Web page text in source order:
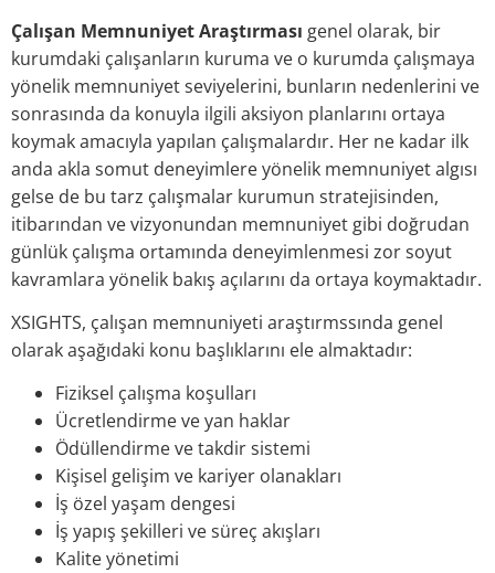
Çalışan Memnuniyet Araştırması genel olarak, bir
kurumdaki çalışanların kuruma ve o kurumda çalışmaya
yönelik memnuniyet seviyelerini, bunların nedenlerini ve
sonrasında da konuyla ilgili aksiyon planlarını ortaya
koymak amacıyla yapılan çalışmalardır. Her ne kadar ilk
anda akla somut deneyimlere yönelik memnuniyet algısı
gelse de bu tarz çalışmalar kurumun stratejisinden,
itibarından ve vizyonundan memnuniyet gibi doğrudan
günlük çalışma ortamında deneyimlenmesi zor soyut
kavramlara yönelik bakış açılarını da ortaya koymaktadır.
XSIGHTS, çalışan memnuniyeti araştırmssında genel
olarak aşağıdaki konu başlıklarını ele almaktadır:
Fiziksel çalışma koşulları
Ücretlendirme ve yan haklar
Ödüllendirme ve takdir sistemi
Kişisel gelişim ve kariyer olanakları
İş özel yaşam dengesi
İş yapış şekilleri ve süreç akışları
Kalite yönetimi